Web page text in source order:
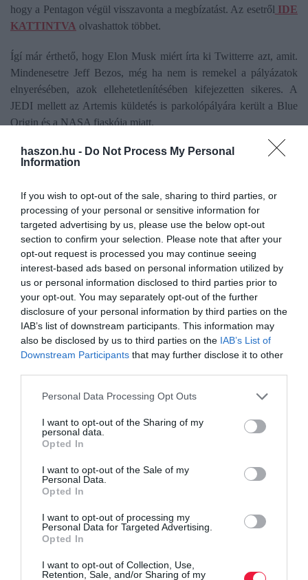
haszon.hu - Do Not Process My Personal
Information
If you wish to opt-out of the sale, sharing to third parties, or
processing of your personal or sensitive information for
targeted advertising by us, please use the below opt-out
section to confirm your selection. Please note that after your
opt-out request is processed you may continue seeing
interest-based ads based on personal information utilized by
us or personal information disclosed to third parties prior to
your opt-out. You may separately opt-out of the further
disclosure of your personal information by third parties on the
IAB’s list of downstream participants. This information may
also be disclosed by us to third parties on the IAB’s List of
Downstream Participants that may further disclose it to other
Please note that this website/app uses one or more Google
not limited to your visit or usage behaviour. You may click to
grant or deny consent to Google and its third-party tags to
use your data for below specified purposes in below Google
consent section.
Personal Data Processing Opt Outs
I want to opt-out of the Sharing of my
personal data.
Opted In
I want to opt-out of the Sale of my
Personal Data.
Opted In
I want to opt-out of processing my
Personal Data for Targeted Advertising.
Opted In
I want to opt-out of Collection, Use,
Retention, Sale, and/or Sharing of my
hogy a Pentagon végül visszavonta a megbízatást. Az esetről IDE
KATTINTVA olvashattok többet.
Ígí már érthető, hogy Elon Musk miért írta ki Twitterre azt, amit.
Mindenesetre Jeff Bezos, még ha nem is remekel a pályázatok
elnyerésében, azok ellehetetlenítésében kifejezetten sikeres. A
JEDI mellett az Artemis küldetés is parkolópályára került a Blue
Origin és a NASA fiaskója miatt.
Sally Donnelly és Tony DeMartino tagadja, hogy bármilyen
törvénybe ütközőt tett volna, de biztos, ami biztos, a Kongresszus
elon musk jeff bezos blue origin